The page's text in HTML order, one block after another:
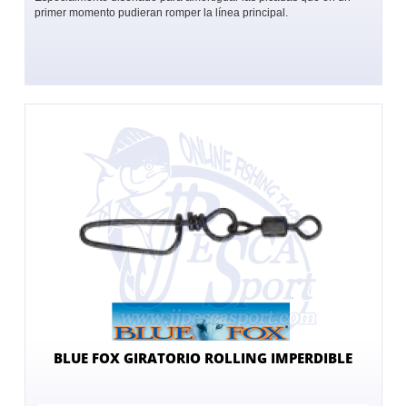
primer momento pudieran romper la línea principal.
BLUE FOX GIRATORIO ROLLING IMPERDIBLE